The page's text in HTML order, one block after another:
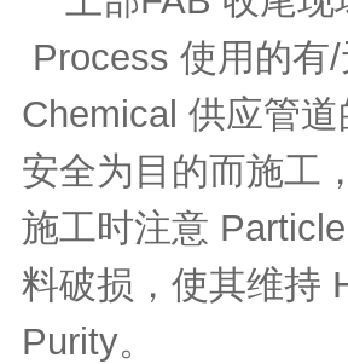
Process 使用的有
Chemical 供应管道
安全为目的而施工，
施工时注意
料破损，使其维持
Purity。